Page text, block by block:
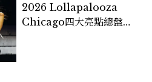
2026 Lollapalooza
Chicago四大亮點總盤